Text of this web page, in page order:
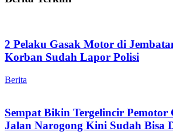
2 Pelaku Gasak Motor di
Korban Sudah Lapor Polisi
Berita
Sempat Bikin Tergelincir Pemotor
Jalan Narogong Kini Sudah Bisa